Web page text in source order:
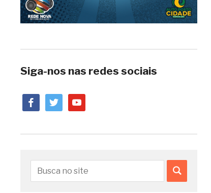
Siga-nos nas redes sociais
facebooktwitteryoutube